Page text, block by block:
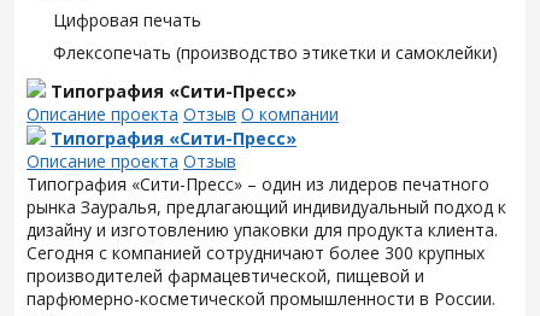
Цифровая печать
Флексопечать (производство этикетки и самоклейки)
Типография «Сити-Пресс»
Описание проекта Отзыв О компании
Типография «Сити-Пресс»
Описание проекта Отзыв
Типография «Сити-Пресс» – один из лидеров печатного
рынка Зауралья, предлагающий индивидуальный подход к
дизайну и изготовлению упаковки для продукта клиента.
Сегодня с компанией сотрудничают более 300 крупных
производителей фармацевтической, пищевой и
парфюмерно-косметической промышленности в России.